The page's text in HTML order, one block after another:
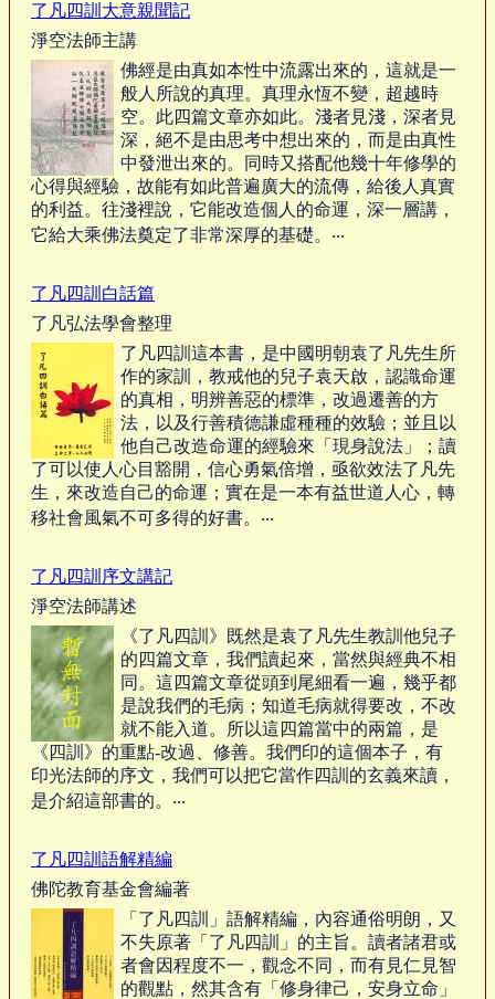
了凡四訓大意親聞記
淨空法師主講
佛經是由真如本性中流露出來的，這就是一
般人所說的真理。真理永恆不變，超越時
空。此四篇文章亦如此。淺者見淺，深者見
深，絕不是由思考中想出來的，而是由真性
中發泄出來的。同時又搭配他幾十年修學的
心得與經驗，故能有如此普遍廣大的流傳，給後人真實
的利益。往淺裡說，它能改造個人的命運，深一層講，
它給大乘佛法奠定了非常深厚的基礎。‧‧‧
了凡四訓白話篇
了凡弘法學會整理
了凡四訓這本書，是中國明朝袁了凡先生所
作的家訓，教戒他的兒子袁天啟，認識命運
的真相，明辨善惡的標準，改過遷善的方
法，以及行善積德謙虛種種的效驗；並且以
他自己改造命運的經驗來「現身說法」；讀
了可以使人心目豁開，信心勇氣倍增，亟欲效法了凡先
生，來改造自己的命運；實在是一本有益世道人心，轉
移社會風氣不可多得的好書。‧‧‧
了凡四訓序文講記
淨空法師講述
《了凡四訓》既然是袁了凡先生教訓他兒子
的四篇文章，我們讀起來，當然與經典不相
同。這四篇文章從頭到尾細看一遍，幾乎都
是說我們的毛病；知道毛病就得要改，不改
就不能入道。所以這四篇當中的兩篇，是
《四訓》的重點-改過、修善。我們印的這個本子，有
印光法師的序文，我們可以把它當作四訓的玄義來讀，
是介紹這部書的。‧‧‧
了凡四訓語解精編
佛陀教育基金會編著
「了凡四訓」語解精編，內容通俗明朗，又
不失原著「了凡四訓」的主旨。讀者諸君或
者會因程度不一，觀念不同，而有見仁見智
的觀點，然其含有「修身律己，安身立命」